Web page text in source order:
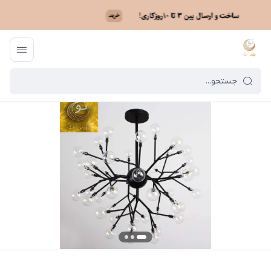
ماه نو / فهرست محصولات